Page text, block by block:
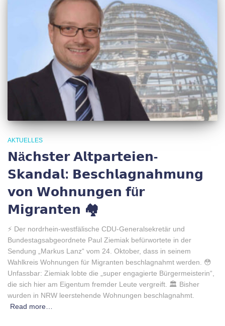
AKTUELLES
𝗡ä𝗰𝗵𝘀𝘁𝗲𝗿 𝗔𝗹𝘁𝗽𝗮𝗿𝘁𝗲𝗶𝗲𝗻-
𝗦𝗸𝗮𝗻𝗱𝗮𝗹: 𝗕𝗲𝘀𝗰𝗵𝗹𝗮𝗴𝗻𝗮𝗵𝗺𝘂𝗻𝗴
𝘃𝗼𝗻 𝗪𝗼𝗵𝗻𝘂𝗻𝗴𝗲𝗻 𝗳ü𝗿
𝗠𝗶𝗴𝗿𝗮𝗻𝘁𝗲𝗻 🏘
⚡️ Der nordrhein-westfälische CDU-Generalsekretär und
Bundestagsabgeordnete Paul Ziemiak befürwortete in der
Sendung „Markus Lanz“ vom 24. Oktober, dass in seinem
Wahlkreis Wohnungen für Migranten beschlagnahmt werden. 😳
Unfassbar: Ziemiak lobte die „super engagierte Bürgermeisterin“,
die sich hier am Eigentum fremder Leute vergreift. 🏛 Bisher
wurden in NRW leerstehende Wohnungen beschlagnahmt.
Read more…